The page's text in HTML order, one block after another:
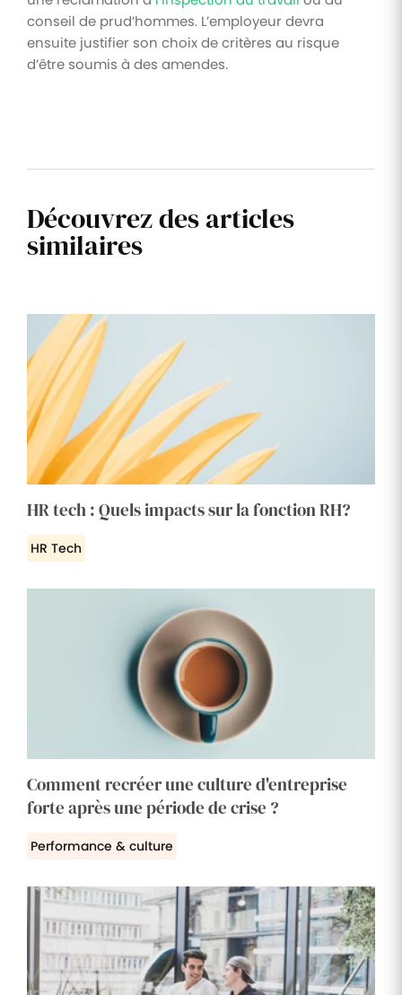
conseil de prud’hommes. L’employeur devra
ensuite justifier son choix de critères au risque
d’être soumis à des amendes.
Découvrez des articles
similaires
HR tech : Quels impacts sur la fonction RH?
HR Tech
Comment recréer une culture d'entreprise
forte après une période de crise ?
Performance & culture